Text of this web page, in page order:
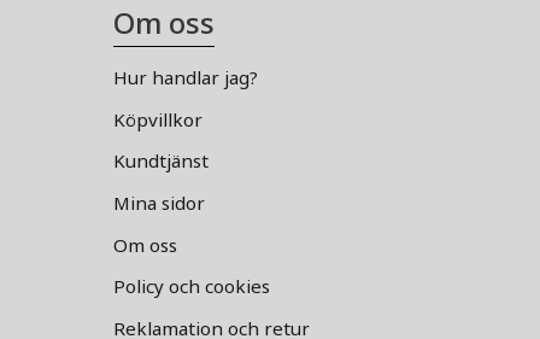
Om oss
Hur handlar jag?
Köpvillkor
Kundtjänst
Mina sidor
Om oss
Policy och cookies
Reklamation och retur